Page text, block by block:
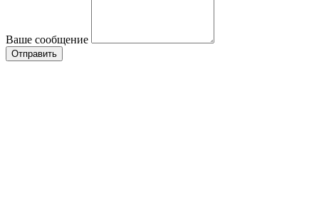
Ваше сообщение